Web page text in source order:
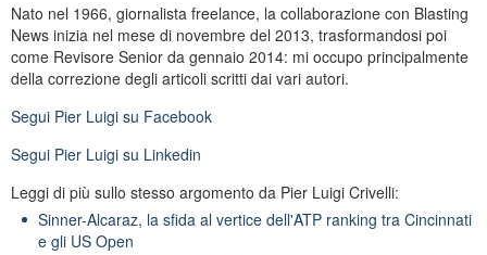
Nato nel 1966, giornalista freelance, la collaborazione con Blasting
News inizia nel mese di novembre del 2013, trasformandosi poi
come Revisore Senior da gennaio 2014: mi occupo principalmente
della correzione degli articoli scritti dai vari autori.
Segui Pier Luigi su Facebook
Segui Pier Luigi su Linkedin
Leggi di più sullo stesso argomento da Pier Luigi Crivelli:
Sinner-Alcaraz, la sfida al vertice dell'ATP ranking tra Cincinnati
e gli US Open